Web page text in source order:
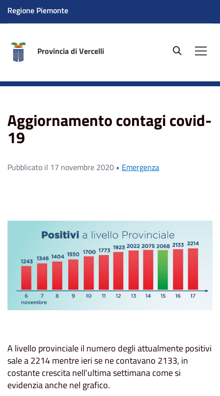
Regione Piemonte
Provincia di Vercelli site.searc
covid-19
Aggiornamento contagi covid-
19
Pubblicato il 17 novembre 2020 • Emergenza
A livello provinciale il numero degli attualmente positivi
sale a 2214 mentre ieri se ne contavano 2133, in
costante crescita nell'ultima settimana come si
evidenzia anche nel grafico.